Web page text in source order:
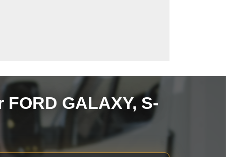
GALAXY, S-